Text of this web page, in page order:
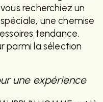
recherchiez un
une chemise
tendance,
parmi la sélection
une expérience